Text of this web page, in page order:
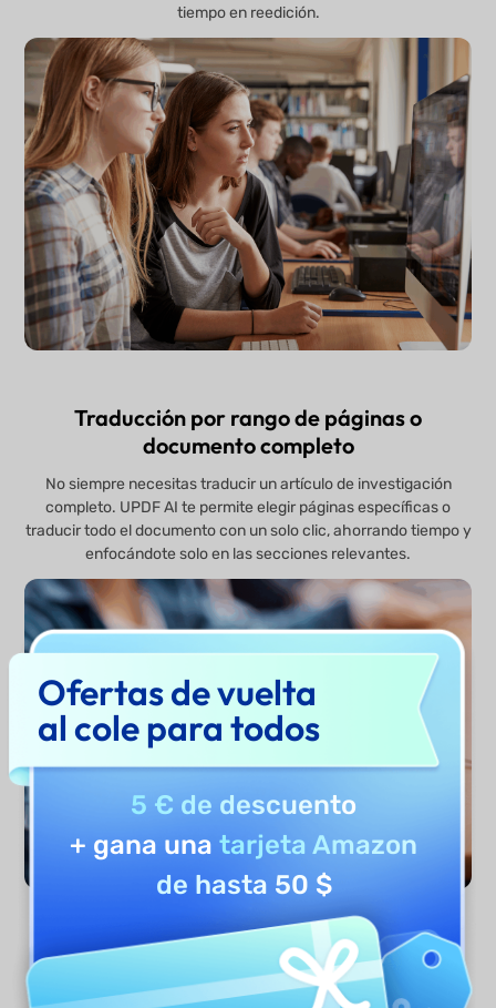
tiempo en reedición.
Traducción por rango de páginas o
documento completo
No siempre necesitas traducir un artículo de investigación
completo. UPDF AI te permite elegir páginas específicas o
traducir todo el documento con un solo clic, ahorrando tiempo y
enfocándote solo en las secciones relevantes.
Traducir Ahora
Ofertas de vuelta
al cole para todos
5 € de descuento
+ gana unatarjeta Amazon
de hasta 50 $